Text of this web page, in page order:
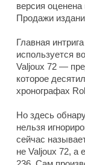
версия
Продажи
Главная
используется
Valjoux 72 —
которое
хронографах
Но здесь
нельзя
сейчас
не Valjoux 72, а